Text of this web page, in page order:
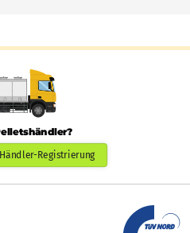
Registrierung